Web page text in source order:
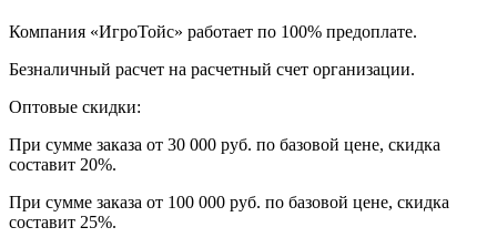
Компания «ИгроТойс» работает по 100% предоплате.
Безналичный расчет на расчетный счет организации.
Оптовые скидки:
При сумме заказа от 30 000 руб. по базовой цене, скидка
составит 20%.
При сумме заказа от 100 000 руб. по базовой цене, скидка
составит 25%.